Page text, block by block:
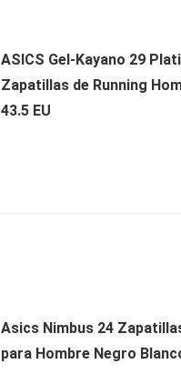
ASICS Gel-Kayano 29
Zapatillas de Running
43.5 EU
Asics Nimbus 24
para Hombre Negro